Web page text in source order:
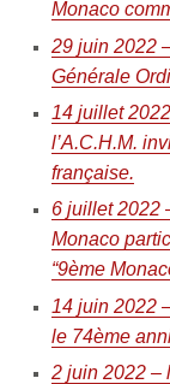
Monaco
29 juin 2022
Générale
14 juillet
l’A.C.H.M.
française.
6 juillet 2022
Monaco
“9ème
14 juin 2022
le 74ème
2 juin 2022 –